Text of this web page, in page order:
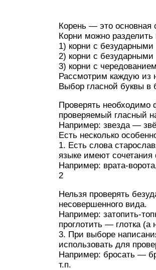
Корень — это основная
Корни можно разделить
1) корни с
2) корни с
3) корни с чередованием
Рассмотрим каждую из
Выбор гласной буквы в
Проверять необходимо
проверяемый гласный
Например: звезда —
Есть несколько
1. Есть слова
языке имеют сочетания
Например: врата-
2
Нельзя проверять
несовершенного вида.
Например: затопить-
проглотить — глотка (а
3. При выборе
использовать для
Например: бросать —
т.п.